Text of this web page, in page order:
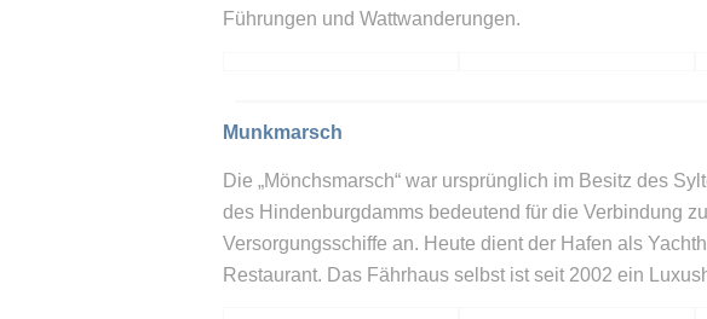
Führungen und Wattwanderungen.
Munkmarsch
Die „Mönchsmarsch“ war ursprünglich im Besitz des
des Hindenburgdamms bedeutend für die Verbindung
Versorgungsschiffe an. Heute dient der Hafen als
Restaurant. Das Fährhaus selbst ist seit 2002 ein